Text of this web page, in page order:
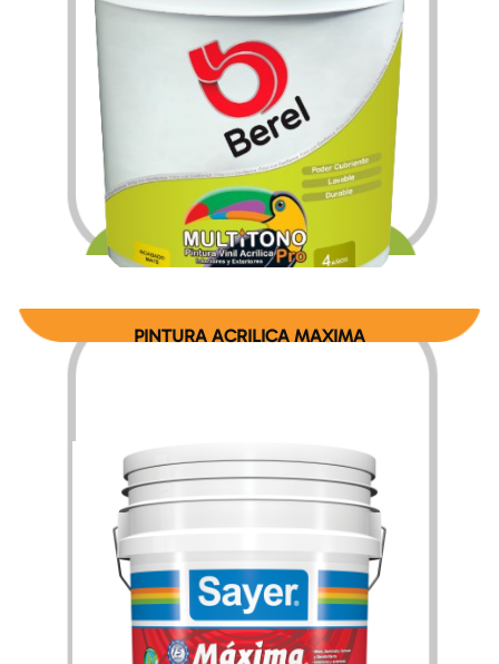
$116.76–$1,511.16
PINTURA ACRILICA MAXIMA